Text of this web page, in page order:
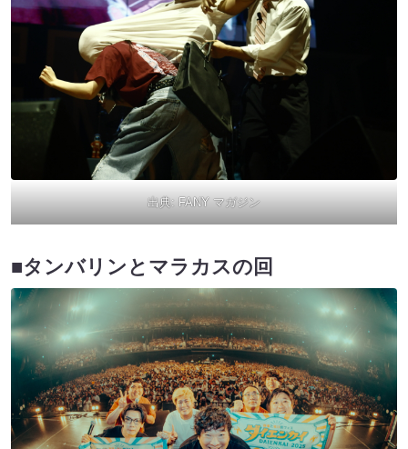
出典: FANY マガジン
■タンバリンとマラカスの回